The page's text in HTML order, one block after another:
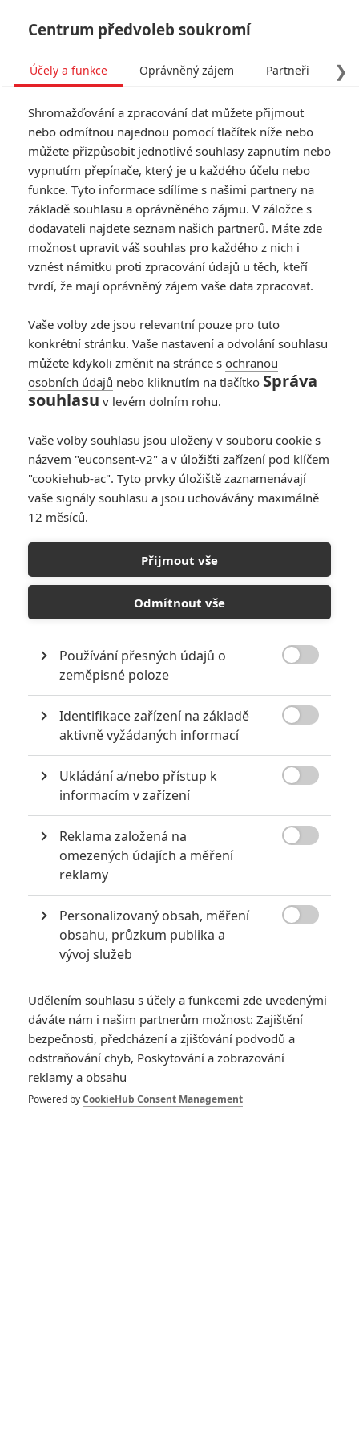
Expend4bles: Postr4datelní
budou oficiálně mládeži
nepřístupní
Napsal:Petr Slavík - (Anarvin), 03.08.2023 17:05
PŘIDAT NOVÝ KOMENTÁŘ
Pro psaní komentářů, se přihlašte.
RECENZE FILMŮ
10
Recenze: Zcela výjimečná Gerta
Schnirch nebarví hnus českých dějin
narůžovo
5
Recenze: Záhada strašidelného
8 Recenze: Občanská válka
6
Recenze: Godzilla x Kong: Nové
impérium
8 Recenze: Opičí muž
POSLEDNÍ KOMENTOVANÉ
ČLÁNEK | 01.08.2026 16:40
Marvel nečekaně zrušil již schválené pokračování
拆彈專家
1 ČLÁNEK | 30.07.2026 20:14
Děti krve a kostí: Regulérní trailer představuje akční fantasy
dobrodružství s vůní Afriky
Spider-Man: Zbrusu nový den – Podle recenzí máme čekat
Centrum předvoleb soukromí
❯
Účely a funkce Oprávněný zájem Partneři
Shromažďování a zpracování dat můžete přijmout
nebo odmítnou najednou pomocí tlačítek níže nebo
můžete přizpůsobit jednotlivé souhlasy zapnutím nebo
vypnutím přepínače, který je u každého účelu nebo
funkce. Tyto informace sdílíme s našimi partnery na
základě souhlasu a oprávněného zájmu. V záložce s
dodavateli najdete seznam našich partnerů. Máte zde
možnost upravit váš souhlas pro každého z nich i
vznést námitku proti zpracování údajů u těch, kteří
tvrdí, že mají oprávněný zájem vaše data zpracovat.
Vaše volby zde jsou relevantní pouze pro tuto
konkrétní stránku. Vaše nastavení a odvolání souhlasu
můžete kdykoli změnit na stránce s ochranou
osobních údajů nebo kliknutím na tlačítko Správa
souhlasu v levém dolním rohu.
Vaše volby souhlasu jsou uloženy v souboru cookie s
názvem "euconsent-v2" a v úložišti zařízení pod klíčem
"cookiehub-ac". Tyto prvky úložiště zaznamenávají
vaše signály souhlasu a jsou uchovávány maximálně
12 měsíců.
Přijmout vše
Odmítnout vše
Používání přesných údajů o
zeměpisné poloze
Identifikace zařízení na základě
aktivně vyžádaných informací
Ukládání a/nebo přístup k
informacím v zařízení
Reklama založená na
omezených údajích a měření
reklamy
Personalizovaný obsah, měření
obsahu, průzkum publika a
vývoj služeb
Udělením souhlasu s účely a funkcemi zde uvedenými
dáváte nám i našim partnerům možnost: Zajištění
bezpečnosti, předcházení a zjišťování podvodů a
odstraňování chyb, Poskytování a zobrazování
reklamy a obsahu
Powered byCookieHub Consent Management